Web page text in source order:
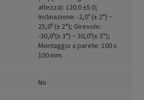
altezza): 120.0 ±5.0;
Inclinazione: -2,0º (± 2°) ~
25,0º (± 2°); Girevole:
-30,0º(± 3°) ~ 30,0º(± 3°);
Montaggio a parete: 100 x
100 mm.
No